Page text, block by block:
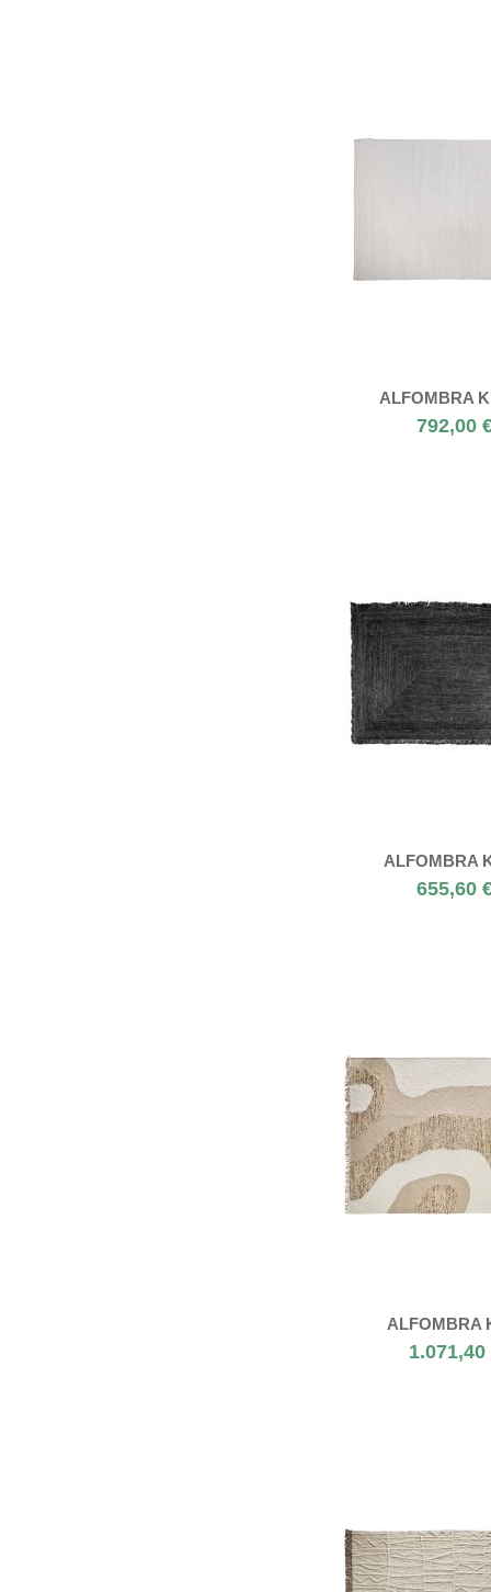
ALFOMBRA
792,00
ALFOMBRA
655,60
ALFOMBRA
1.071,40